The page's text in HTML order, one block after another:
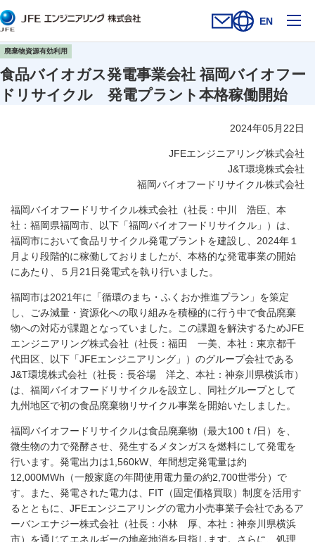
お問い合わせフォー
新規ウィンドウを開
サイト内検索を
EN
廃棄物資源有効利用
食品バイオガス発電事業会社 福岡バイオフー
ドリサイクル 発電プラント本格稼働開始
2024年05月22日
JFEエンジニアリング株式会社
J&T環境株式会社
福岡バイオフードリサイクル株式会社
福岡バイオフードリサイクル株式会社（社長：中川 浩臣、本
社：福岡県福岡市、以下「福岡バイオフードリサイクル」）は、
福岡市において食品リサイクル発電プラントを建設し、2024年１
月より段階的に稼働しておりましたが、本格的な発電事業の開始
にあたり、５月21日発電式を執り行いました。
福岡市は2021年に「循環のまち・ふくおか推進プラン」を策定
し、ごみ減量・資源化への取り組みを積極的に行う中で食品廃棄
物への対応が課題となっていました。この課題を解決するためJFE
エンジニアリング株式会社（社長：福田 一美、本社：東京都千
代田区、以下「JFEエンジニアリング」）のグループ会社である
J&T環境株式会社（社長：長谷場 洋之、本社：神奈川県横浜市）
は、福岡バイオフードリサイクルを設立し、同社グループとして
九州地区で初の食品廃棄物リサイクル事業を開始いたしました。
福岡バイオフードリサイクルは食品廃棄物（最大100ｔ/日）を、
微生物の力で発酵させ、発生するメタンガスを燃料にして発電を
行います。発電出力は1,560kW、年間想定発電量は約
12,000MWh（一般家庭の年間使用電力量の約2,700世帯分）で
す。また、発電された電力は、FIT（固定価格買取）制度を活用す
るとともに、JFEエンジニアリングの電力小売事業子会社であるア
ーバンエナジー株式会社（社長：小林 厚、本社：神奈川県横浜
市）を通じてエネルギーの地産地消を目指します。さらに、処理